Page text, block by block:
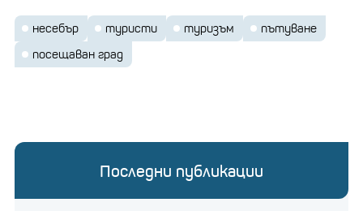
несебър туристи туризъм
пътуване
посещаван град
Последни публикации